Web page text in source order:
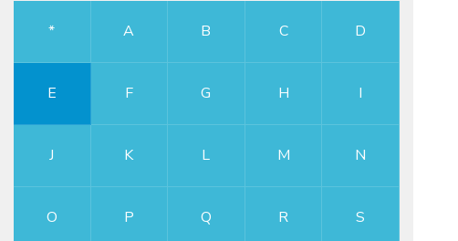
* A B C D
E F G H I
J K L M N
O P Q R S